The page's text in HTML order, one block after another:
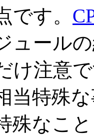
です。
ュール
け注意
当特殊
殊なこ